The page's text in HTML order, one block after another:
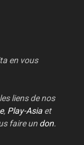
en vous
liens de nos
, Play-Asia et
faire un don.